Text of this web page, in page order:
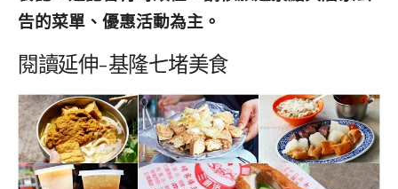
告的菜單、優惠活動為主。
閱讀延伸-基隆七堵美食